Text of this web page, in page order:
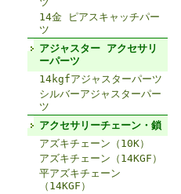
14金 ピアスキャッチパー
ツ
アジャスター アクセサリ
ーパーツ
14kgfアジャスターパーツ
シルバーアジャスターパー
ツ
アクセサリーチェーン・鎖
アズキチェーン（10K）
アズキチェーン（14KGF）
平アズキチェーン
（14KGF）